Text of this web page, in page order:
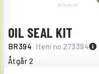
OIL SEAL KIT
BR394 Item no.273394
Åtgår 2